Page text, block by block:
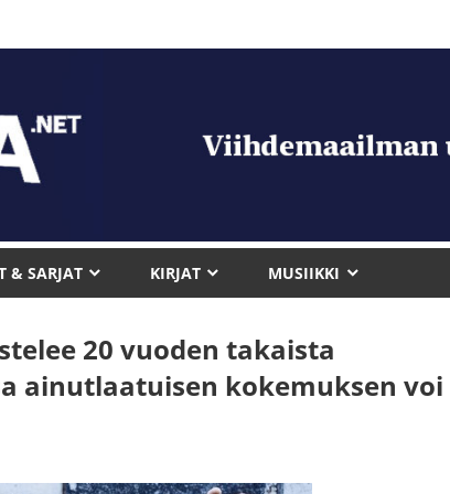
& SARJAT KIRJAT MUSIIKKI
20 vuoden takaista
ainutlaatuisen kokemuksen voi